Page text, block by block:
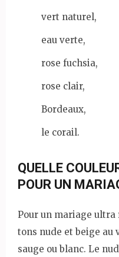
vert naturel,
eau verte,
rose fuchsia,
rose clair,
Bordeaux,
le corail.
QUELLE
POUR UN
Pour un mariage ultra
tons nude et beige au
sauge ou blanc. Le